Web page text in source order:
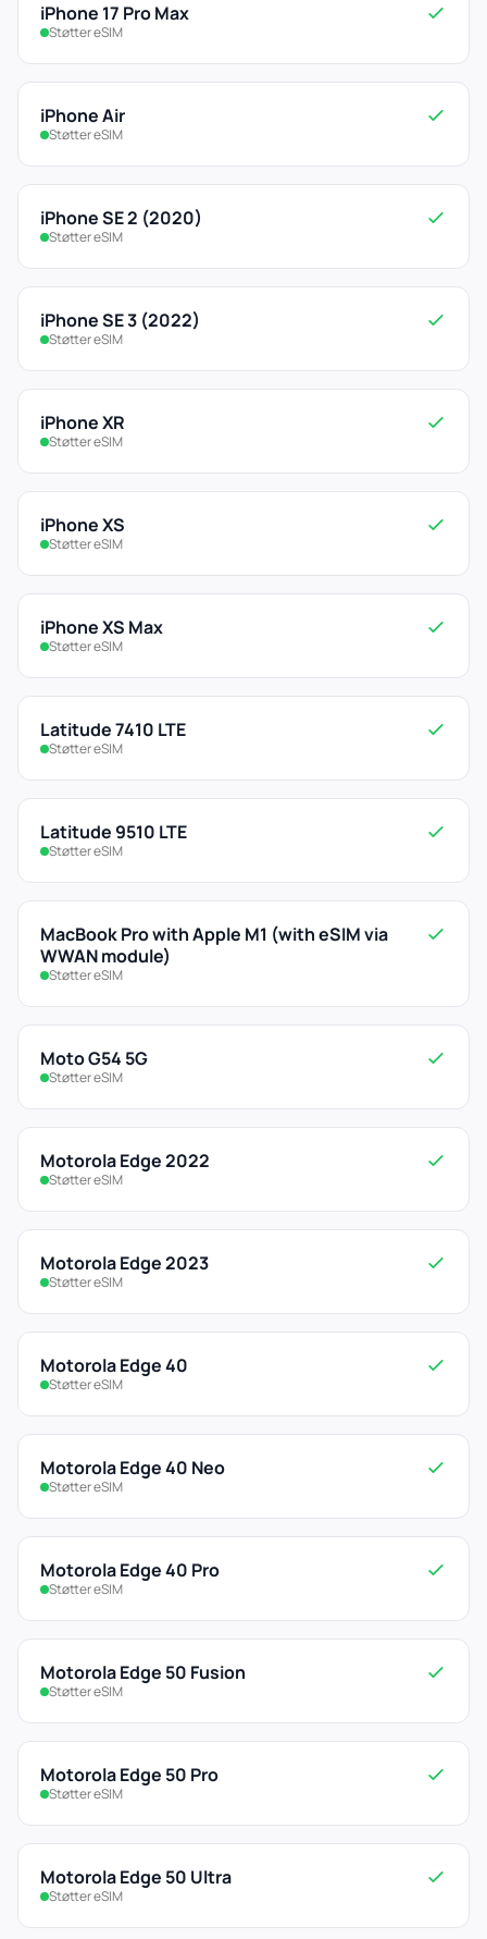
iPhone 17 Pro Max
Støtter eSIM
iPhone Air
Støtter eSIM
iPhone SE 2 (2020)
Støtter eSIM
iPhone SE 3 (2022)
Støtter eSIM
iPhone XR
Støtter eSIM
iPhone XS
Støtter eSIM
iPhone XS Max
Støtter eSIM
Latitude 7410 LTE
Støtter eSIM
Latitude 9510 LTE
Støtter eSIM
MacBook Pro with Apple M1 (with eSIM via
WWAN module)
Støtter eSIM
Moto G54 5G
Støtter eSIM
Motorola Edge 2022
Støtter eSIM
Motorola Edge 2023
Støtter eSIM
Motorola Edge 40
Støtter eSIM
Motorola Edge 40 Neo
Støtter eSIM
Motorola Edge 40 Pro
Støtter eSIM
Motorola Edge 50 Fusion
Støtter eSIM
Motorola Edge 50 Pro
Støtter eSIM
Motorola Edge 50 Ultra
Støtter eSIM